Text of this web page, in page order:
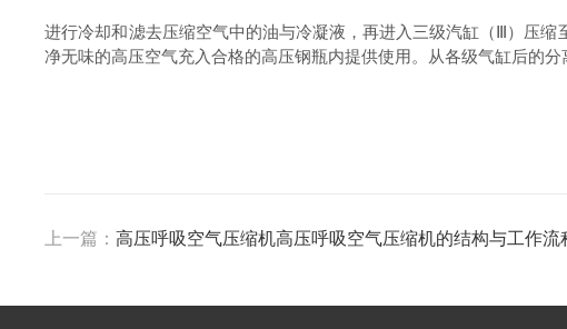
进行冷却和滤去压缩空气中的油与冷凝液，再进入三级汽缸（Ⅲ）压
净无味的高压空气充入合格的高压钢瓶内提供使用。从各级气缸后的
上一篇：高压呼吸空气压缩机高压呼吸空气压缩机的结构与工作流